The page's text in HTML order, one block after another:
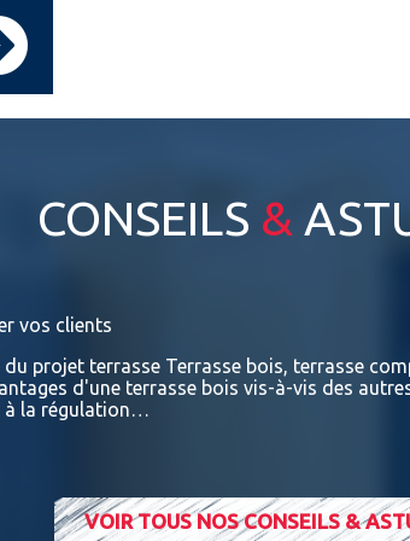
CONSEILS &
vos clients
projet terrasse Terrasse bois, terrasse
d'une terrasse bois vis-à-vis des
à la régulation…
VOIR TOUS NOS CONSEILS &